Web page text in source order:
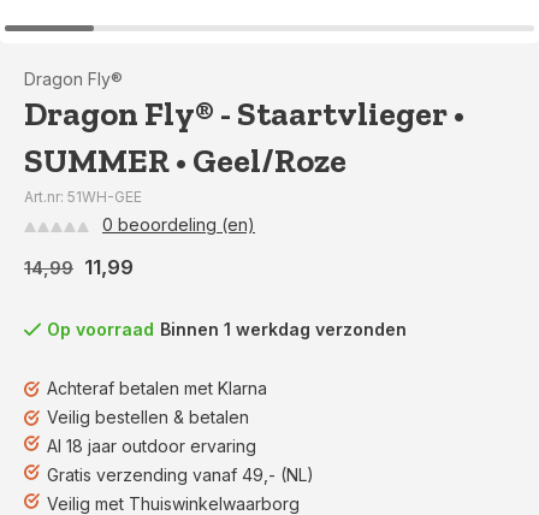
Dragon Fly®
Dragon Fly® - Staartvlieger •
SUMMER • Geel/Roze
Art.nr: 51WH-GEE
0 beoordeling (en)
14,99 11,99
Op voorraad Binnen 1 werkdag verzonden
Achteraf betalen met Klarna
Veilig bestellen & betalen
Al 18 jaar outdoor ervaring
Gratis verzending vanaf 49,- (NL)
Veilig met Thuiswinkelwaarborg